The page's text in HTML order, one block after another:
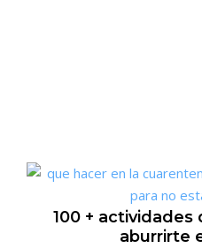
100 + actividades
aburrirte